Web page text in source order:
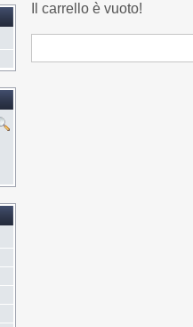
Il carrello è vuoto!